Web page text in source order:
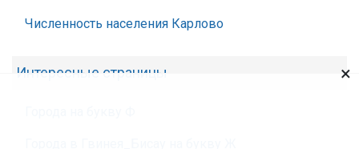
Численность населения Карлово
Интересные страницы ×